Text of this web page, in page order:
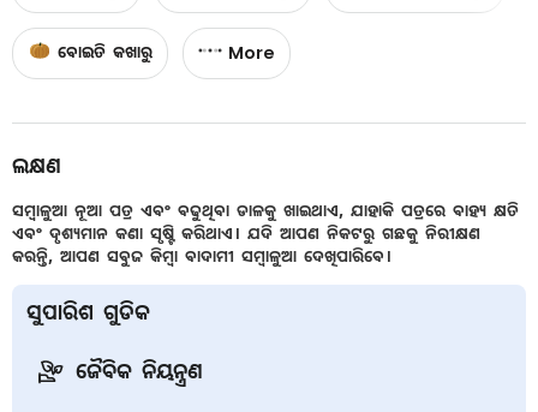
ବୋଇତି କଖାରୁ More
ଲକ୍ଷଣ
ସମ୍ବାଳୁଆ ନୂଆ ପତ୍ର ଏବଂ ବଢୁଥିବା ଡାଳକୁ ଖାଇଥାଏ, ଯାହାକି ପତ୍ରରେ ବାହ୍ୟ କ୍ଷତି
ଏବଂ ଦୃଶ୍ୟମାନ କଣା ସୃଷ୍ଟି କରିଥାଏ। ଯଦି ଆପଣ ନିକଟରୁ ଗଛକୁ ନିରୀକ୍ଷଣ
କରନ୍ତି, ଆପଣ ସବୁଜ କିମ୍ବା ବାଦାମୀ ସମ୍ବାଳୁଆ ଦେଖିପାରିବେ।
ସୁପାରିଶ ଗୁଡିକ
ଜୈବିକ ନିୟନ୍ତ୍ରଣ